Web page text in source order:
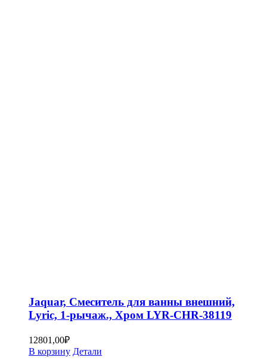
Jaquar, Смеситель для ванны внешний,
Lyric, 1-рычаж., Хром LYR-CHR-38119
12801,00₽
В корзину Детали